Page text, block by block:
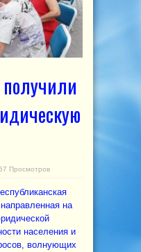
Просмотров
на
населения и
волнующих